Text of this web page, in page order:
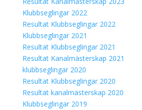
Klubbseglingar 2022
Resultat Klubbseglingar 2022
Klubbseglingar 2021
Resultat Klubbseglingar 2021
Resultat Kanalmästerskap 2021
klubbseglingar 2020
Resultat Klubbseglingar 2020
Resultat kanalmästerskap 2020
Klubbseglingar 2019